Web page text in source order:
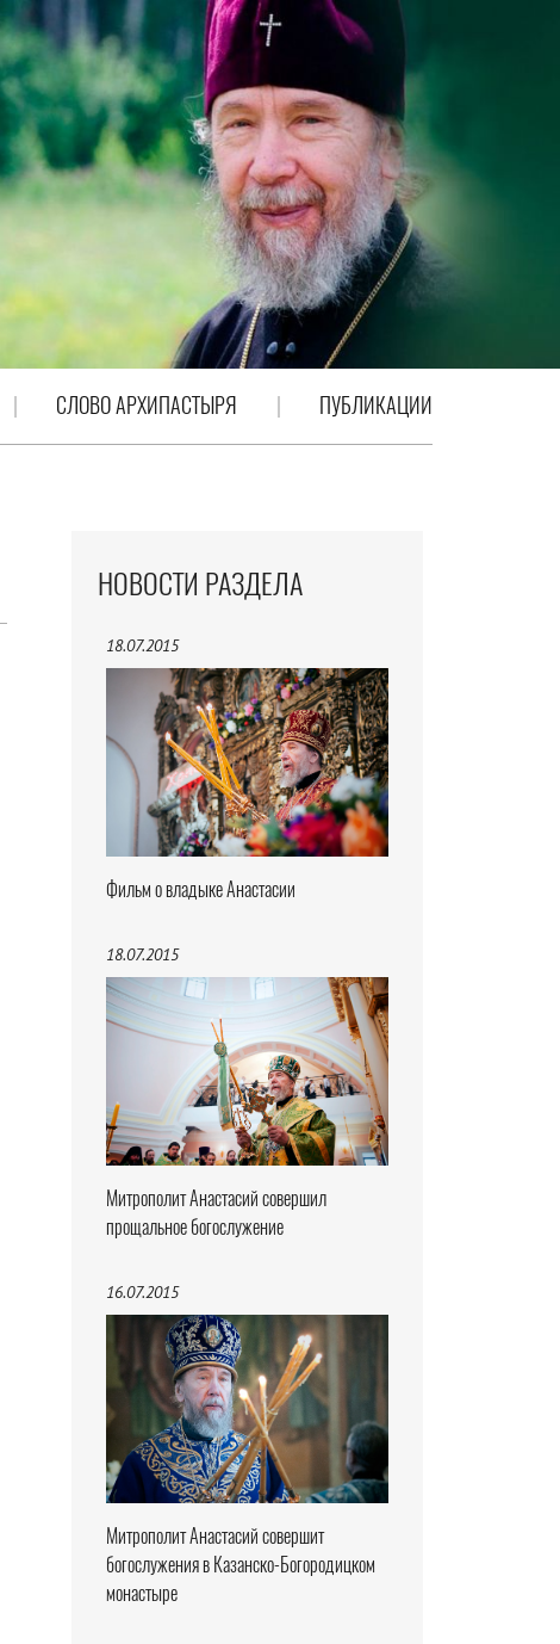
СЛОВО АРХИПАСТЫРЯ ПУБЛИКАЦИИ
НОВОСТИ РАЗДЕЛА
18.07.2015
Фильм о владыке Анастасии
18.07.2015
Митрополит Анастасий совершил
прощальное богослужение
16.07.2015
Митрополит Анастасий совершит
богослужения в Казанско-Богородицком
монастыре